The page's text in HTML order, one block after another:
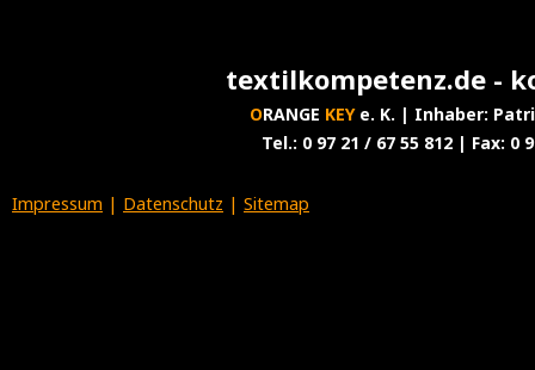
textilkompetenz.de -
ORANGE KEYe. K. | Inhaber:
Tel.: 0 97 21 / 67 55 812 | Fax: 0
Impressum | Datenschutz | Sitemap